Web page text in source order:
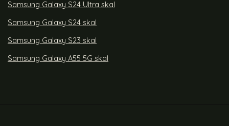
Samsung Galaxy S24 Ultra skal
Samsung Galaxy S24 skal
Samsung Galaxy S23 skal
Samsung Galaxy A55 5G skal